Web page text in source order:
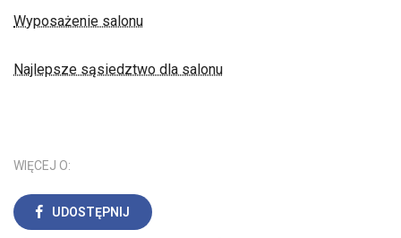
Wyposażenie salonu
Najlepsze sąsiedztwo dla salonu
WIĘCEJ O:
UDOSTĘPNIJ